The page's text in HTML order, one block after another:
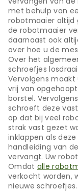
met behulp van
robotmaaier altijd
de robotmaaier
daarnaast ook
over hoe u de
Over het
schroefjes
Vervolgens
vrij van
borstel.
schroeft deze
op dat bij veel
strak vast gezet
inklappen als
handleiding van
vervangt. Uw
Omdat alle
verkocht worden,
nieuwe schroefjes.